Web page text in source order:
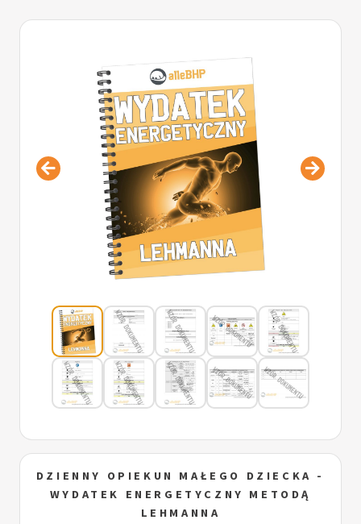
DZIENNY OPIEKUN MAŁEGO DZIECKA -
WYDATEK ENERGETYCZNY METODĄ
LEHMANNA